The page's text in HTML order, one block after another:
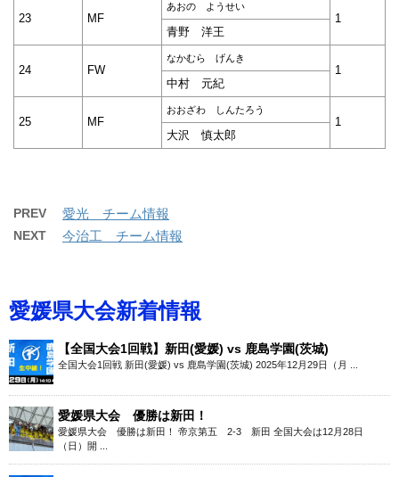
23 MF
あおの ようせい
1
青野 洋王
24 FW
なかむら げんき
1
中村 元紀
25 MF
おおざわ しんたろう
1
大沢 慎太郎
PREV 愛光 チーム情報
NEXT 今治工 チーム情報
愛媛県大会新着情報
【全国大会1回戦】新田(愛媛) vs 鹿島学園(茨城)
全国大会1回戦 新田(愛媛) vs 鹿島学園(茨城) 2025年12月29日（月 ...
愛媛県大会 優勝は新田！
愛媛県大会 優勝は新田！ 帝京第五 2-3 新田 全国大会は12月28日
（日）開 ...